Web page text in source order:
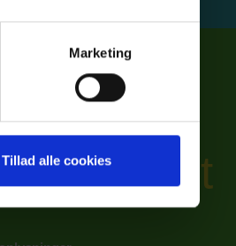
Marketing
Tillad alle cookies
plads